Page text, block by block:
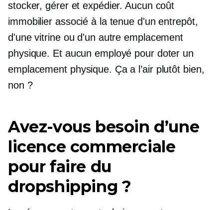
stocker, gérer et expédier. Aucun coût
immobilier associé à la tenue d'un entrepôt,
d'une vitrine ou d'un autre emplacement
physique. Et aucun employé pour doter un
emplacement physique. Ça a l’air plutôt bien,
non ?
Avez-vous besoin d’une
licence commerciale
pour faire du
dropshipping ?